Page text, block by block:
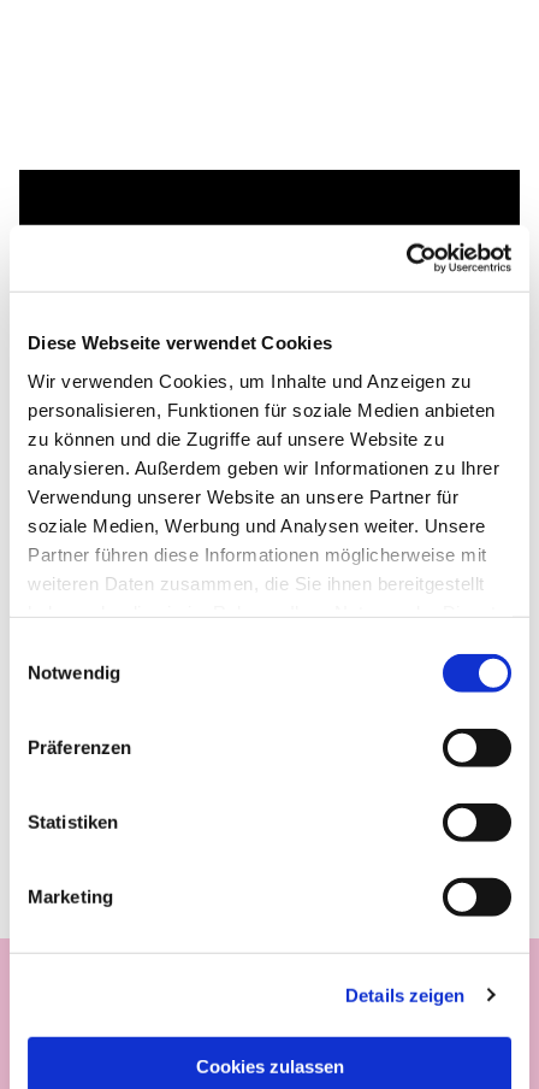
Diese Webseite verwendet Cookies
Wir verwenden Cookies, um Inhalte und Anzeigen zu
personalisieren, Funktionen für soziale Medien anbieten
zu können und die Zugriffe auf unsere Website zu
analysieren. Außerdem geben wir Informationen zu Ihrer
Verwendung unserer Website an unsere Partner für
soziale Medien, Werbung und Analysen weiter. Unsere
Partner führen diese Informationen möglicherweise mit
weiteren Daten zusammen, die Sie ihnen bereitgestellt
Notwendig
Präferenzen
Statistiken
Marketing
Details zeigen
Cookies zulassen
Dies könnte Sie auch
interessieren